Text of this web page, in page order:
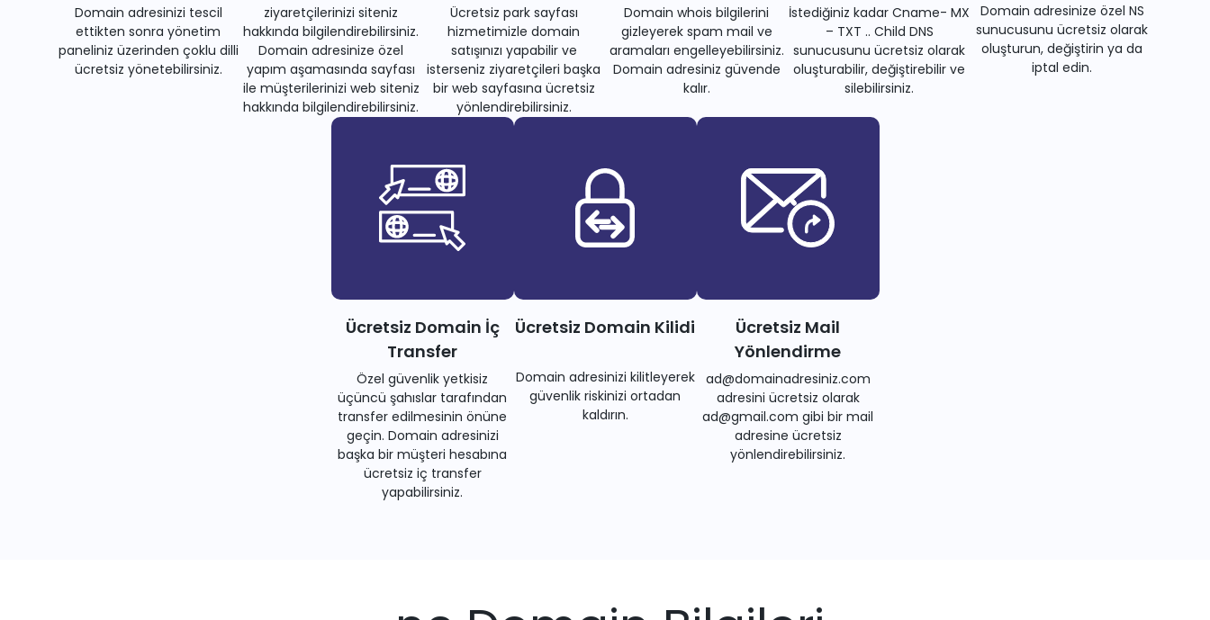
Domain adresinizi tescil
ettikten sonra yönetim
paneliniz üzerinden çoklu dilli
ücretsiz yönetebilirsiniz.
ziyaretçilerinizi siteniz
hakkında bilgilendirebilirsiniz.
Domain adresinize özel
yapım aşamasında sayfası
ile müşterilerinizi web siteniz
hakkında bilgilendirebilirsiniz.
Ücretsiz park sayfası
hizmetimizle domain
satışınızı yapabilir ve
isterseniz ziyaretçileri başka
bir web sayfasına ücretsiz
yönlendirebilirsiniz.
Domain whois bilgilerini
gizleyerek spam mail ve
aramaları engelleyebilirsiniz.
Domain adresiniz güvende
kalır.
İstediğiniz kadar Cname- MX
– TXT .. Child DNS
sunucusunu ücretsiz olarak
oluşturabilir, değiştirebilir ve
silebilirsiniz.
Domain adresinize özel NS
sunucusunu ücretsiz olarak
oluşturun, değiştirin ya da
iptal edin.
Ücretsiz Domain İç
Transfer
Özel güvenlik yetkisiz
üçüncü şahıslar tarafından
transfer edilmesinin önüne
geçin. Domain adresinizi
başka bir müşteri hesabına
ücretsiz iç transfer
yapabilirsiniz.
Ücretsiz Domain Kilidi
Domain adresinizi kilitleyerek
güvenlik riskinizi ortadan
kaldırın.
Ücretsiz Mail
Yönlendirme
ad@domainadresiniz.com
adresini ücretsiz olarak
ad@gmail.com gibi bir mail
adresine ücretsiz
yönlendirebilirsiniz.